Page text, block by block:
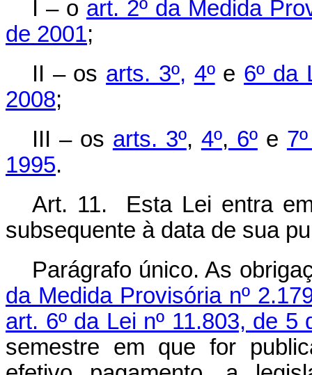
I ‒ o art. 2º da Medida
de 2001;
II – os arts. 3º, 4ºe 6º da
2008;
III – os arts. 3º, 4º, 6ºe
1995.
Art. 11. Esta Lei entra
subsequente à data de sua
Parágrafo único. As
da Medida Provisória nº
art. 6º da Lei nº 11.803, de
semestre em que for